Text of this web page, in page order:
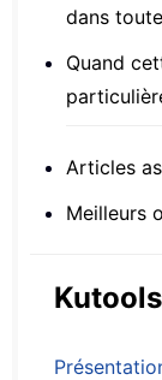
dans
Quand
Articles
Meilleurs